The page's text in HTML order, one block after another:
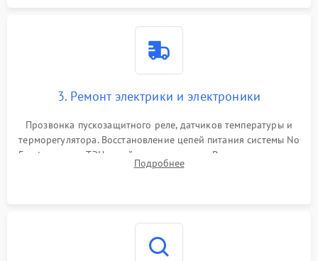
3. Ремонт электрики и электроники
Прозвонка пускозащитного реле, датчиков температуры и
терморегулятора. Восстановление цепей питания системы No
Frost, включая ТЭН оттайки и вентилятор. Ремонт или замена
платы управления при сбоях алгоритмов.
Подробнее